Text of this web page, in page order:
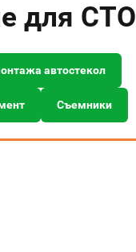
для СТО
автостекол
Съемники